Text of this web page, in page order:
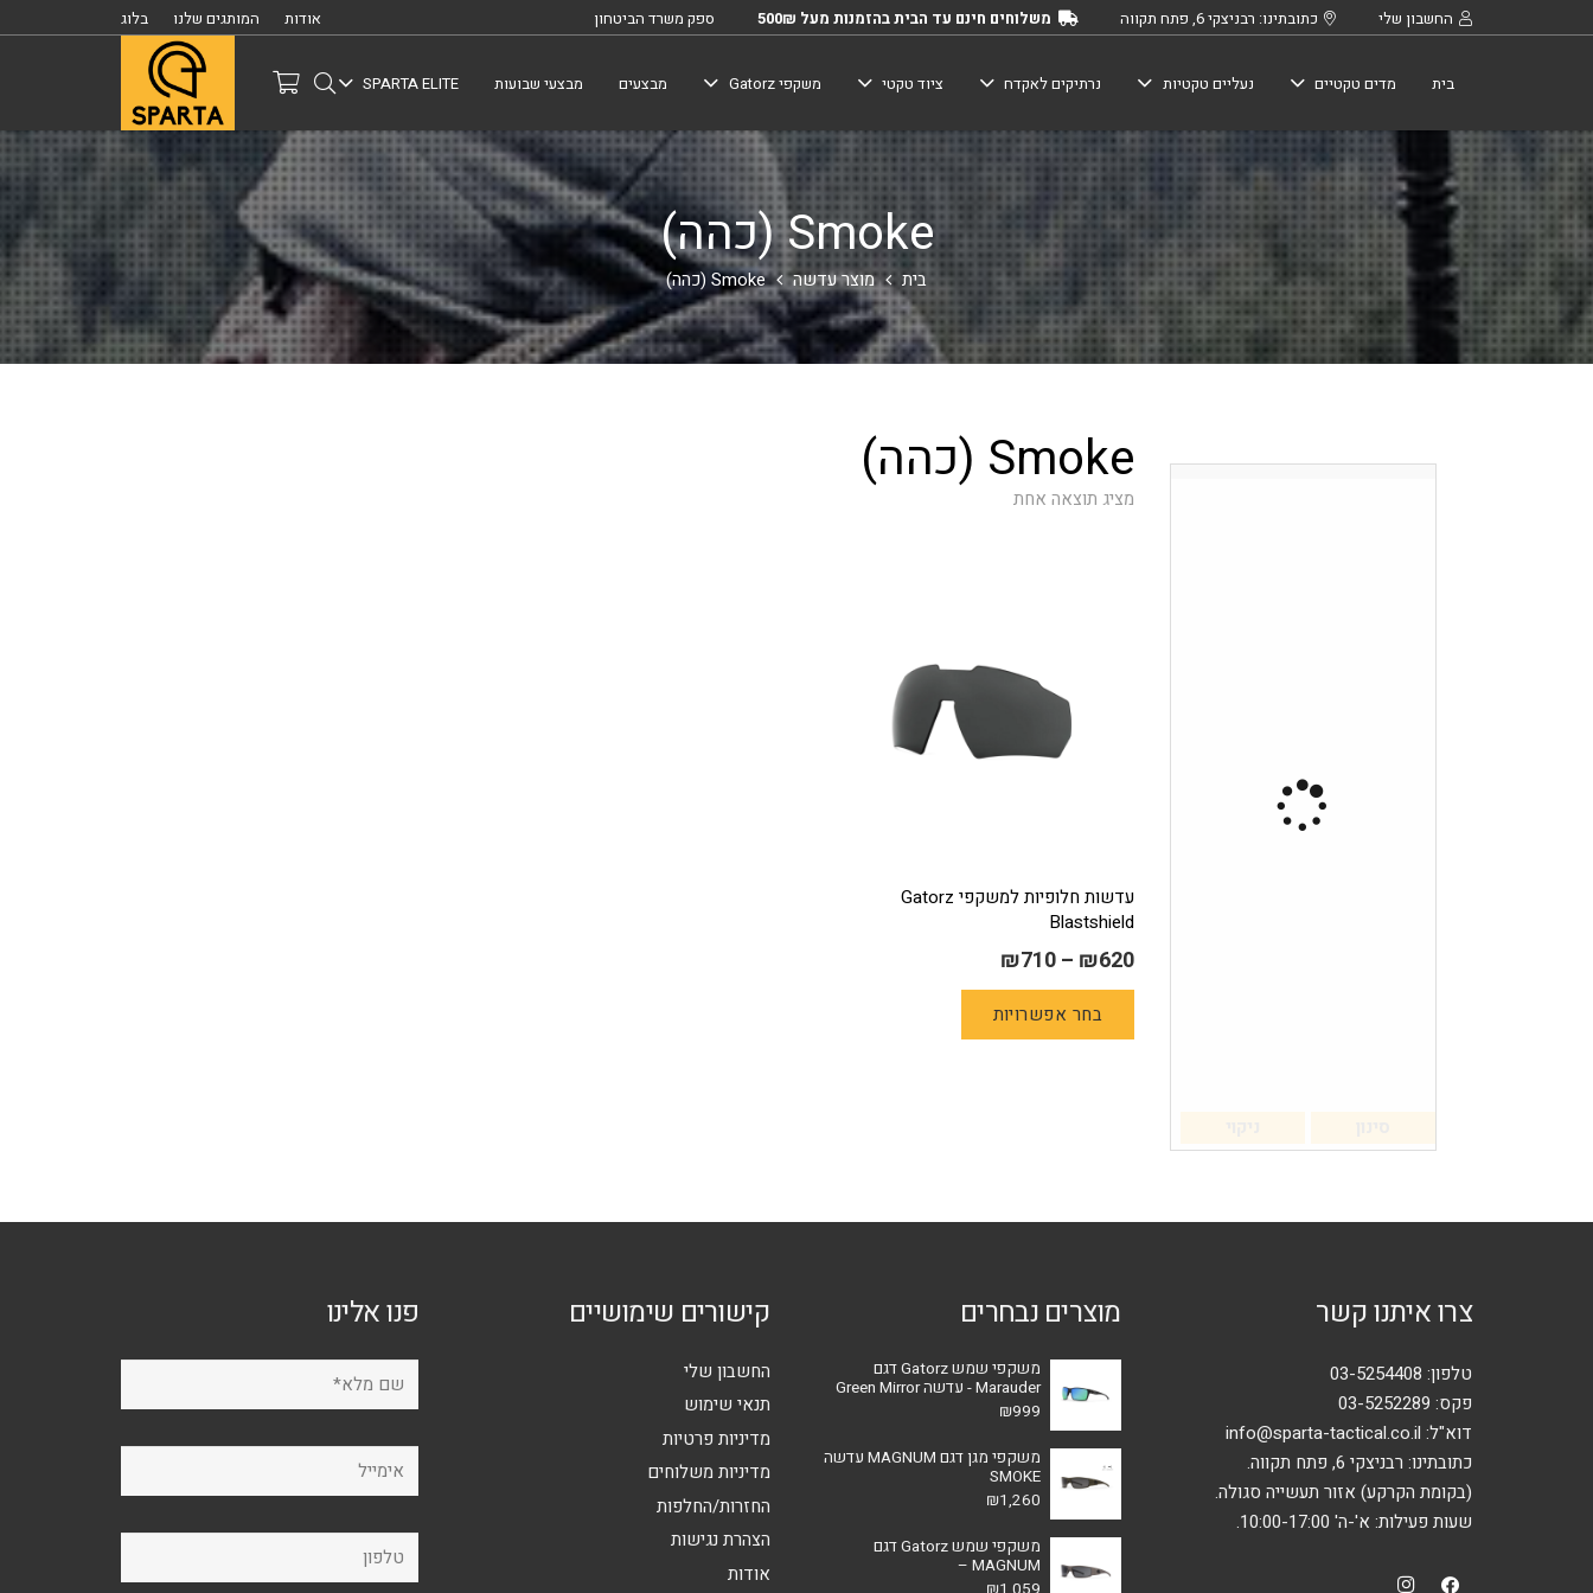
החשבון שלי כתובתינו: רבניצקי 6, פתח תקווה משלוחים חינם עד הבית בהזמנות מעל 500₪ ספק משרד הביטחון אודות המותגים שלנו בלוג
בית מדים טקטיים נעליים טקטיות נרתיקים לאקדח ציוד טקטי משקפי Gatorz מבצעים מבצעי שבועות SPARTA ELITE
Smoke (כהה)
בית מוצר עדשה Smoke (כהה)
Smoke (כהה)
מציג תוצאה אחת
עדשות חלופיות למשקפי Gatorz
Blastshield
₪620
–
₪710
בחר אפשרויות
האפשרויות
צרו איתנו קשר
טלפון: 03-5254408
פקס: 03-5252289
דוא"ל: info@sparta-tactical.co.il
כתובתינו: רבניצקי 6, פתח תקווה.
(בקומת הקרקע) אזור תעשייה סגולה.
שעות פעילות: א'-ה' 10:00-17:00.
מוצרים נבחרים
משקפי שמש Gatorz דגם
Marauder - עדשה Green Mirror
₪999
משקפי מגן דגם MAGNUM עדשה
SMOKE
₪1,260
משקפי שמש Gatorz דגם
MAGNUM –
קישורים שימושיים
החשבון שלי
תנאי שימוש
מדיניות פרטיות
מדיניות משלוחים
החזרות/החלפות
הצהרת נגישות
אודות
פנו אלינו